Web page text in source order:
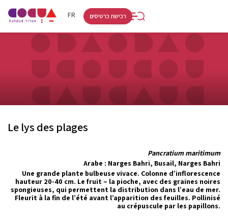
FR
HE
רכישת כרטיסים
Le lys des plages
Pancratium maritimum
Arabe : Narges Bahri, Busail, Narges Bahri
Une grande plante bulbeuse vivace. Colonne d’inflorescence
hauteur 20-40 cm. Le fruit – la pioche, avec des graines noires
spongieuses, qui permettent la distribution dans l’eau de mer.
Fleurit à la fin de l’été avant l’apparition des feuilles. Pollinisé
au crépuscule par les papillons.